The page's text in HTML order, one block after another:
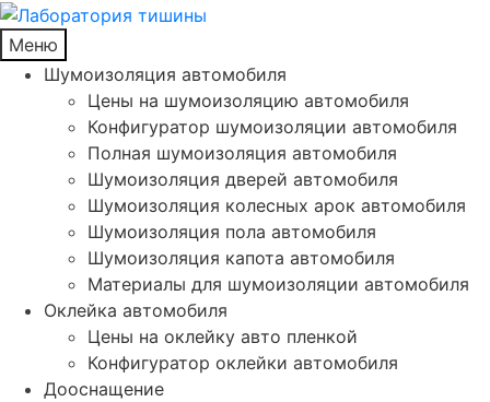
Меню
Шумоизоляция автомобиля
Цены на шумоизоляцию автомобиля
Конфигуратор шумоизоляции автомобиля
Полная шумоизоляция автомобиля
Шумоизоляция дверей автомобиля
Шумоизоляция колесных арок автомобиля
Шумоизоляция пола автомобиля
Шумоизоляция капота автомобиля
Материалы для шумоизоляции автомобиля
Оклейка автомобиля
Цены на оклейку авто пленкой
Конфигуратор оклейки автомобиля
Дооснащение